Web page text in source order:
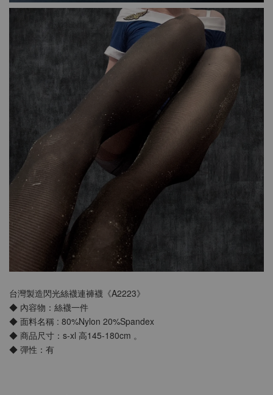
台灣製造閃光絲襪連褲襪《A2223》
◆ 內容物：絲襪一件
◆ 面料名稱 : 80%Nylon 20%Spandex
◆ 商品尺寸：s-xl 高145-180cm 。
◆ 彈性：有